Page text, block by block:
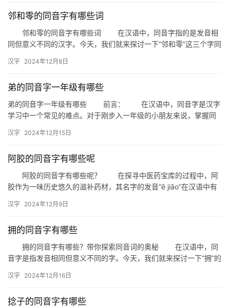
邻和零的同音字有哪些词
邻和零的同音字有哪些词 在汉语中，同音字指的是发音相
同但意义不同的汉字。今天，我们就来探讨一下“邻和零”这三个字同
汉字 2024年12月8日
弟的同音字一年级有哪些
弟的同音字一年级有哪些 前言： 在汉语中，同音字是汉字
学习中一个常见的难点。对于刚步入一年级的小朋友来说，掌握同
理…
汉字 2024年12月15日
阿胶的同音字有哪些呢
阿胶的同音字有哪些呢？ 在探寻中医药宝库的过程中，阿
胶作为一味历史悠久的滋补药材，其名字的发音“ē jiāo”在汉语中有
汉字 2024年12月9日
拥的同音字有哪些
拥的同音字有哪些？带你探索同音词的奥秘 在汉语中，同
音字是指发音相同但意义不同的字。今天，我们就来探讨一下“拥”的
汉字 2024年12月16日
捻子的同音字有哪些